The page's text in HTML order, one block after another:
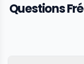
Questions